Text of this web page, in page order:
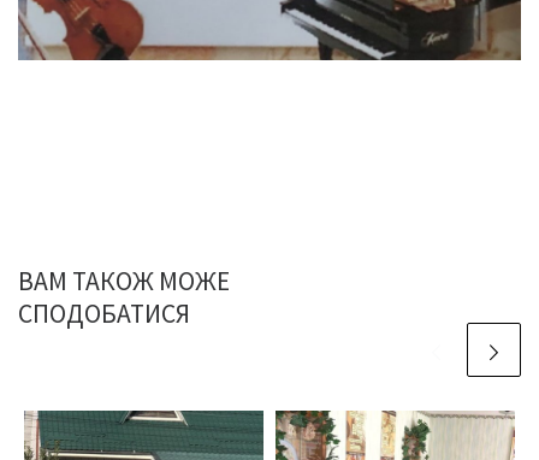
ВАМ ТАКОЖ МОЖЕ
СПОДОБАТИСЯ